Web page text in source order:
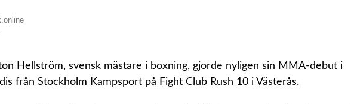
Hellström, svensk mästare i boxning, gjorde nyligen sin MMA-debut i
från Stockholm Kampsport på Fight Club Rush 10 i Västerås.